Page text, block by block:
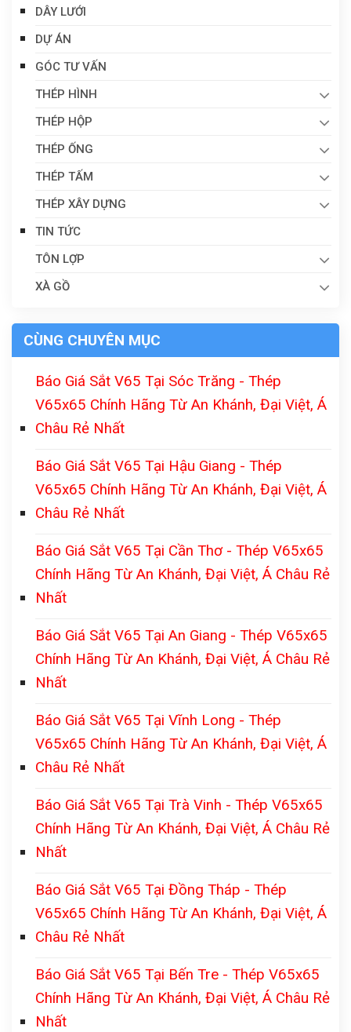
DÂY LƯỚI
DỰ ÁN
GÓC TƯ VẤN
THÉP HÌNH
THÉP HỘP
THÉP ỐNG
THÉP TẤM
THÉP XÂY DỰNG
TIN TỨC
TÔN LỢP
XÀ GỒ
CÙNG CHUYÊN MỤC
Báo Giá Sắt V65 Tại Sóc Trăng - Thép
V65x65 Chính Hãng Từ An Khánh, Đại Việt, Á
Châu Rẻ Nhất
Báo Giá Sắt V65 Tại Hậu Giang - Thép
V65x65 Chính Hãng Từ An Khánh, Đại Việt, Á
Châu Rẻ Nhất
Báo Giá Sắt V65 Tại Cần Thơ - Thép V65x65
Chính Hãng Từ An Khánh, Đại Việt, Á Châu Rẻ
Nhất
Báo Giá Sắt V65 Tại An Giang - Thép V65x65
Chính Hãng Từ An Khánh, Đại Việt, Á Châu Rẻ
Nhất
Báo Giá Sắt V65 Tại Vĩnh Long - Thép
V65x65 Chính Hãng Từ An Khánh, Đại Việt, Á
Châu Rẻ Nhất
Báo Giá Sắt V65 Tại Trà Vinh - Thép V65x65
Chính Hãng Từ An Khánh, Đại Việt, Á Châu Rẻ
Nhất
Báo Giá Sắt V65 Tại Đồng Tháp - Thép
V65x65 Chính Hãng Từ An Khánh, Đại Việt, Á
Châu Rẻ Nhất
Báo Giá Sắt V65 Tại Bến Tre - Thép V65x65
Chính Hãng Từ An Khánh, Đại Việt, Á Châu Rẻ
Nhất